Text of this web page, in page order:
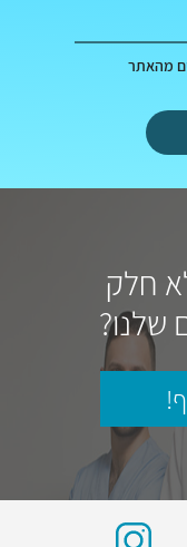
מהאתר
חלק
שלנו?